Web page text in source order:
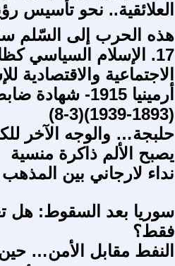
العلائقية.. نحو تأسيس
هذه الحرب إلى السّلم
17. الإسلام السياسي
الاجتماعية والاقتصادية
أرمينيا 1915-
(1893-1939)(3-8)
حلبجة… والوجه الآخر
يصبح الألم ذاكرة منسية
نداء لارجاني بين
سوريا بعد السقوط: هل
فقط؟
النفط مقابل الأمن…